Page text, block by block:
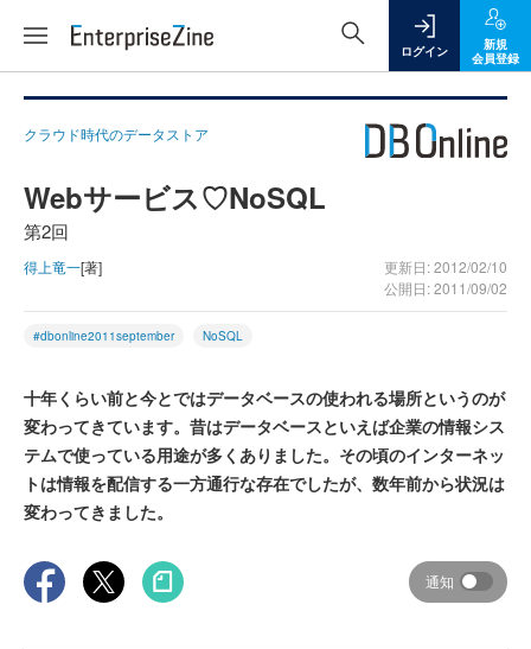
ログイン
新規
会員登録
クラウド時代のデータストア
Webサービス♡NoSQL
第2回
得上竜一[著]
更新日: 2012/02/10
公開日: 2011/09/02
#dbonline2011september NoSQL
十年くらい前と今とではデータベースの使われる場所というのが
変わってきています。昔はデータベースといえば企業の情報シス
テムで使っている用途が多くありました。その頃のインターネッ
トは情報を配信する一方通行な存在でしたが、数年前から状況は
変わってきました。
通知